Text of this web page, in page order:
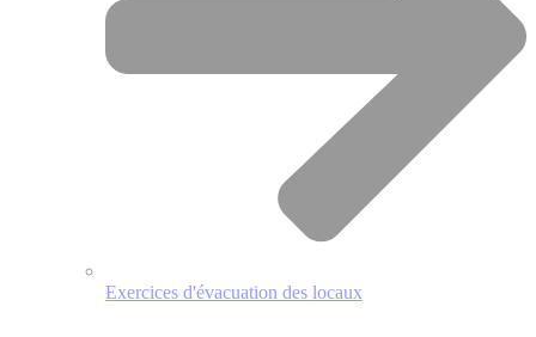
Exercices d'évacuation des locaux